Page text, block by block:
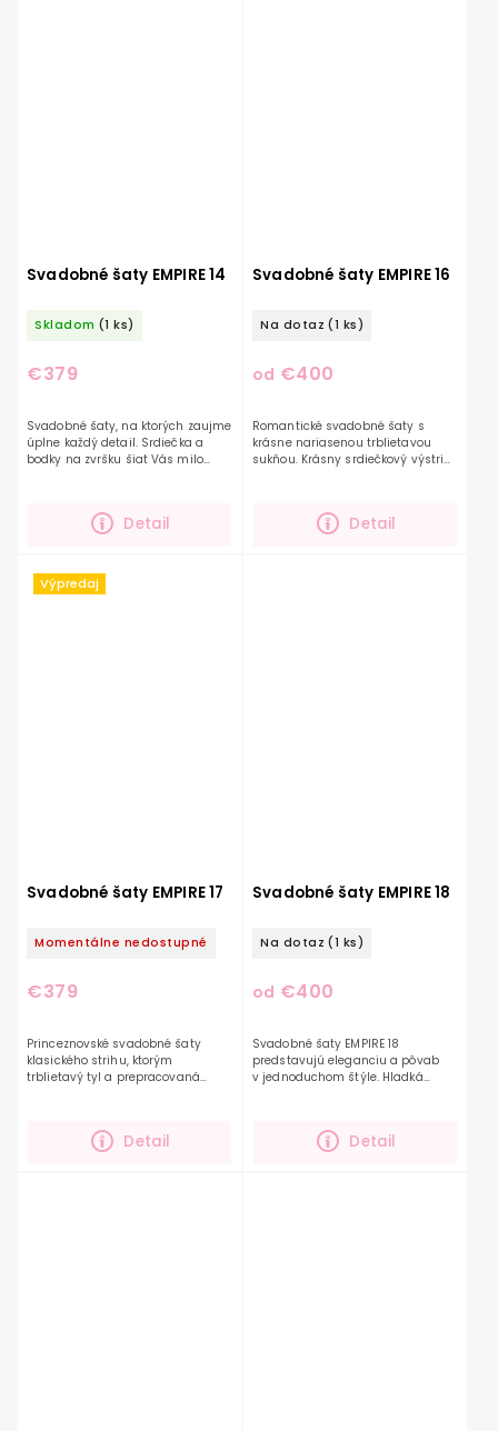
Svadobné šaty EMPIRE 14
Skladom (1 ks)
€379
Detail
Svadobné šaty, na ktorých zaujme
úplne každý detail. Srdiečka a
bodky na zvršku šiat Vás milo
odhalený chrbát a...
Svadobné šaty EMPIRE 16
Na dotaz (1 ks)
od €400
Detail
Romantické svadobné šaty s
krásne nariasenou trblietavou
sukňou. Krásny srdiečkový výstrih
doplní romantický...
Výpredaj
Svadobné šaty EMPIRE 17
Momentálne nedostupné
€379
Detail
Princeznovské svadobné šaty
klasického strihu, ktorým
trblietavý tyl a prepracovaná
dekolt a tak budete mať...
Svadobné šaty EMPIRE 18
Na dotaz (1 ks)
od €400
Detail
Svadobné šaty EMPIRE 18
predstavujú eleganciu a pôvab
v jednoduchom štýle. Hladká
rukávmi, ktoré sú...